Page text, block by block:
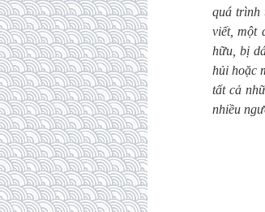
quá trình
viết, một
hữu, bị
hủi hoặc
tất cả
nhiều